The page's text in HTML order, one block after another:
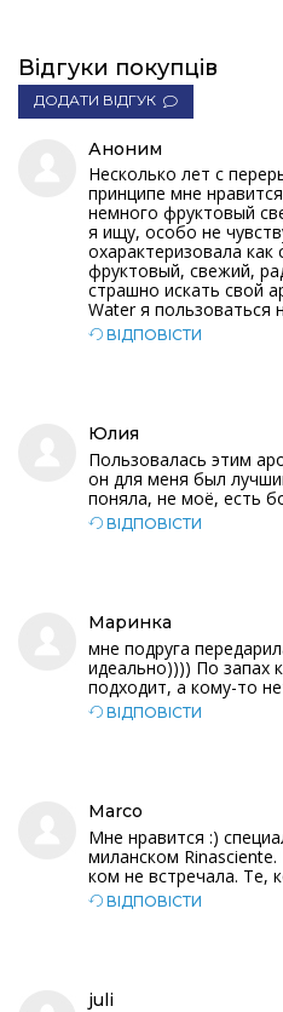
Відгуки покупців
ДОДАТИ ВІДГУК
Аноним
Несколько лет с
принципе мне
немного фруктовый
я ищу, особо не
охарактеризовала
фруктовый, свежий,
страшно искать свой
Water я пользоваться
ВІДПОВІСТИ
Юлия
Пользовалась этим
он для меня был
поняла, не моё, есть
ВІДПОВІСТИ
Маринка
мне подруга
идеально)))) По запах
подходит, а кому-то
ВІДПОВІСТИ
Marco
Мне нравится :)
миланском
ком не встречала. Те,
ВІДПОВІСТИ
juli